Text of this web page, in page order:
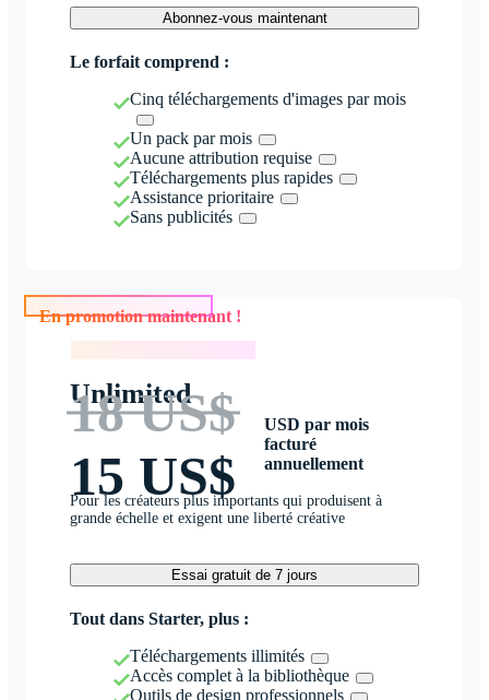
Abonnez-vous maintenant
Le forfait comprend :
Cinq téléchargements d'images par mois
Un pack par mois
Aucune attribution requise
Téléchargements plus rapides
Assistance prioritaire
Sans publicités
En promotion maintenant !
Unlimited
18 US$
15 US$
USD par mois
facturé
annuellement
Pour les créateurs plus importants qui produisent à
grande échelle et exigent une liberté créative
Essai gratuit de 7 jours
Tout dans Starter, plus :
Téléchargements illimités
Accès complet à la bibliothèque
Outils de design professionnels